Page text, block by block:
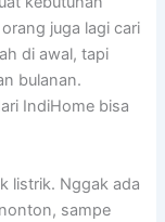
juga lagi cari
di awal, tapi
bulanan.
IndiHome bisa
listrik. Nggak ada
sampe